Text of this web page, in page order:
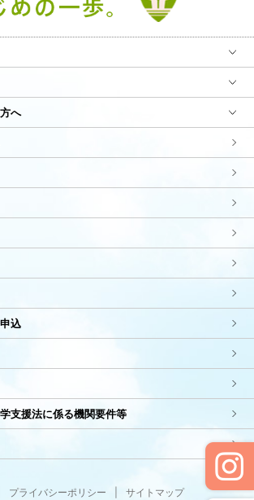
へ
込
支援法に係る機関要件等
プライバシーポリシー サイトマップ